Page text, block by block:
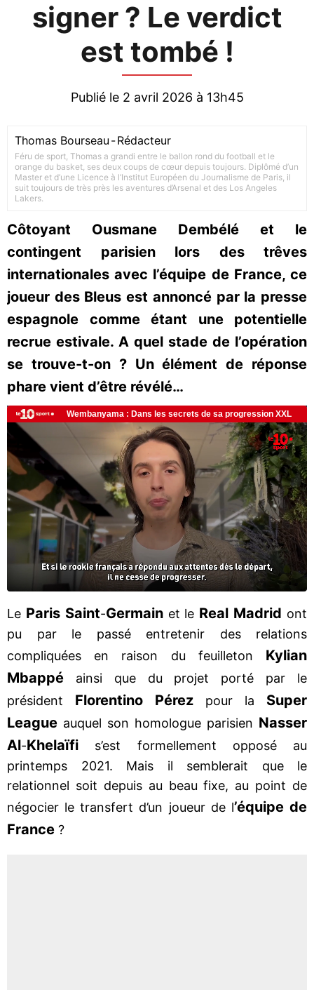
signer ? Le verdict
est tombé !
Publié le 2 avril 2026 à 13h45
Thomas Bourseau -Rédacteur
Féru de sport, Thomas a grandi entre le ballon rond du football et le
orange du basket, ses deux coups de cœur depuis toujours. Diplômé d’un
Master et d’une Licence à l’Institut Européen du Journalisme de Paris, il
suit toujours de très près les aventures d’Arsenal et des Los Angeles
Lakers.
Côtoyant Ousmane Dembélé et le
contingent parisien lors des trêves
internationales avec l’équipe de France, ce
joueur des Bleus est annoncé par la presse
espagnole comme étant une potentielle
recrue estivale. A quel stade de l’opération
se trouve-t-on ? Un élément de réponse
phare vient d’être révélé…
Le Paris Saint-Germain et le Real Madrid ont
pu par le passé entretenir des relations
compliquées en raison du feuilleton Kylian
Mbappé
ainsi que du projet porté par le
président Florentino Pérez pour la Super
League auquel son homologue parisien Nasser
Al-Khelaïfi
s’est formellement opposé au
printemps 2021. Mais il semblerait que le
relationnel soit depuis au beau fixe, au point de
négocier le transfert d’un joueur de l’équipe de
France ?